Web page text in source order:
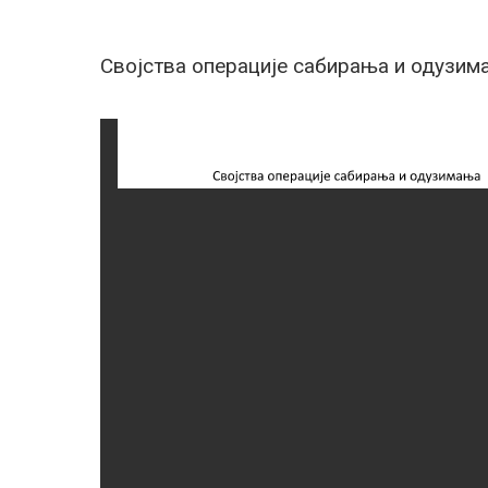
Својства операције сабирања и